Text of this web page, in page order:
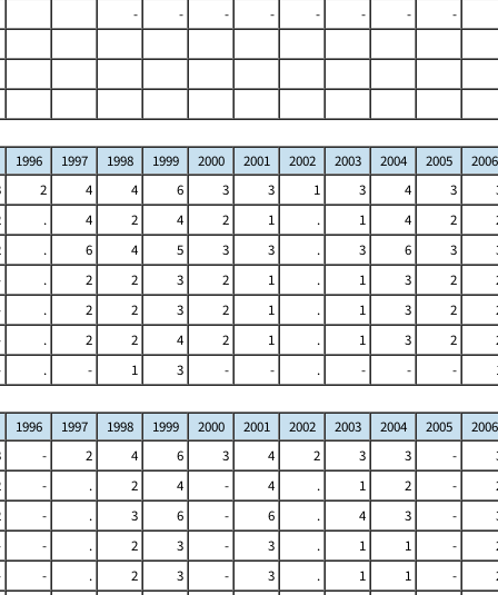
- - - - - - -
-
1996 1997 1998 1999 2000 2001 2002 2003 2004 2005
2006
2 4 4 6 3 3 1 3 4 3
. 4 2 4 2 1 . 1 4 2
. 6 4 5 3 3 . 3 6 3
. 2 2 3 2 1 . 1 3 2
. 2 2 3 2 1 . 1 3 2
. 2 2 4 2 1 . 1 3 2
. - 1 3 - - . - - -
1996 1997 1998 1999 2000 2001 2002 2003 2004 2005
2006
- 2 4 6 3 4 2 3 3 -
- . 2 4 - 4 . 1 2 -
- . 3 6 - 6 . 4 3 -
- . 2 3 - 3 . 1 1 -
- . 2 3 - 3 . 1 1 -